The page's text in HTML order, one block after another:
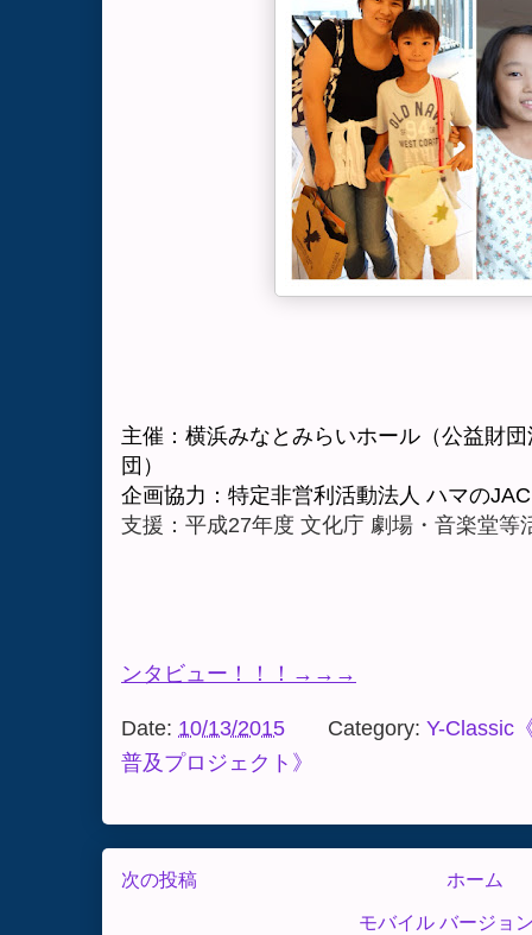
主催：横浜みなとみらいホール（公益財団
団）
企画協力：特定非営利活動法人 ハマの
支援：平成27年度 文化庁 劇場・音楽堂等
ンタビュー！！！→→→
Date: 10/13/2015 Category: Y-Classic
普及プロジェクト》
次の投稿 ホーム
モバイル バージョ